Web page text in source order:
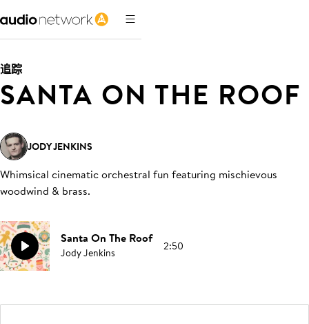
追踪
SANTA ON THE ROOF
JODY JENKINS
Whimsical cinematic orchestral fun featuring mischievous
woodwind & brass.
Santa On The Roof
Jody Jenkins 2:50